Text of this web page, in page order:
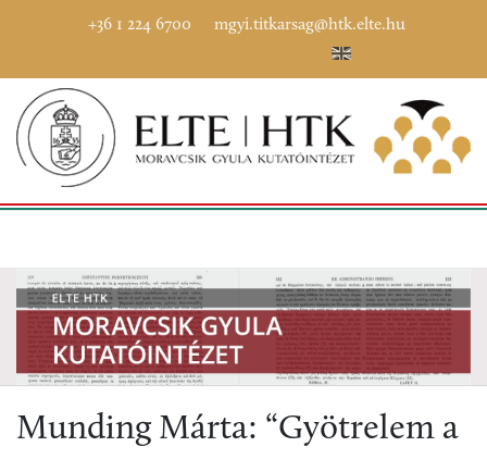
+36 1 224 6700 mgyi.titkarsag@htk.elte.hu
Munding Márta: “Gyötrelem a